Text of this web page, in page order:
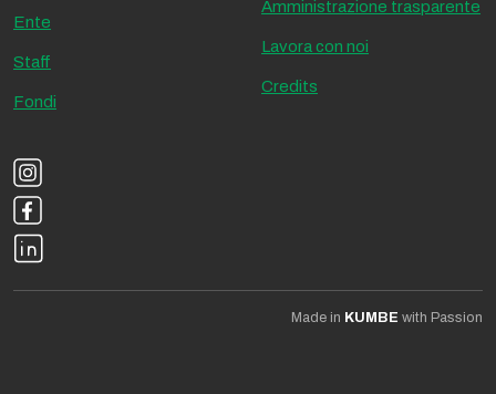
Ente
Staff
Fondi
Amministrazione trasparente
Lavora con noi
Credits
Made in KUMBE with Passion